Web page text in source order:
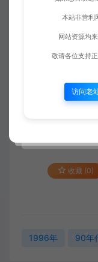
收藏 (0)
1996年 90年
本站非营利
网站资源均
敬请各位支持
访问老